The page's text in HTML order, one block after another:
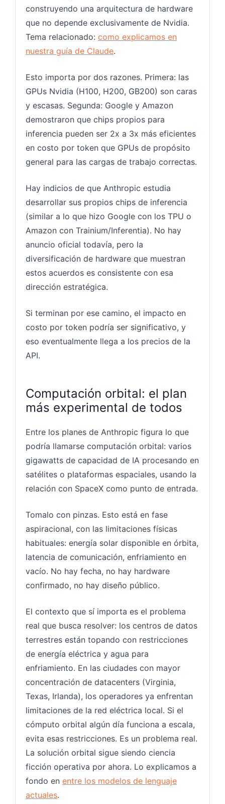
construyendo una arquitectura de hardware
que no depende exclusivamente de Nvidia.
Tema relacionado: como explicamos en
nuestra guía de Claude.
Esto importa por dos razones. Primera: las
GPUs Nvidia (H100, H200, GB200) son caras
y escasas. Segunda: Google y Amazon
demostraron que chips propios para
inferencia pueden ser 2x a 3x más eficientes
en costo por token que GPUs de propósito
general para las cargas de trabajo correctas.
Hay indicios de que Anthropic estudia
desarrollar sus propios chips de inferencia
(similar a lo que hizo Google con los TPU o
Amazon con Trainium/Inferentia). No hay
anuncio oficial todavía, pero la
diversificación de hardware que muestran
estos acuerdos es consistente con esa
dirección estratégica.
Si terminan por ese camino, el impacto en
costo por token podría ser significativo, y
eso eventualmente llega a los precios de la
API.
Computación orbital: el plan
más experimental de todos
Entre los planes de Anthropic figura lo que
podría llamarse computación orbital: varios
gigawatts de capacidad de IA procesando en
satélites o plataformas espaciales, usando la
relación con SpaceX como punto de entrada.
Tomalo con pinzas. Esto está en fase
aspiracional, con las limitaciones físicas
habituales: energía solar disponible en órbita,
latencia de comunicación, enfriamiento en
vacío. No hay fecha, no hay hardware
confirmado, no hay diseño público.
El contexto que sí importa es el problema
real que busca resolver: los centros de datos
terrestres están topando con restricciones
de energía eléctrica y agua para
enfriamiento. En las ciudades con mayor
concentración de datacenters (Virginia,
Texas, Irlanda), los operadores ya enfrentan
limitaciones de la red eléctrica local. Si el
cómputo orbital algún día funciona a escala,
evita esas restricciones. Es un problema real.
La solución orbital sigue siendo ciencia
ficción operativa por ahora. Lo explicamos a
fondo en entre los modelos de lenguaje
actuales.